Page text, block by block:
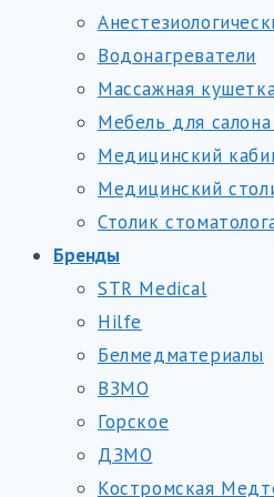
Водонагреватели
Массажная
Мебель для
Медицинский
Медицинский
Столик
Бренды
STR Medical
Hilfe
Белмедматериалы
ВЗМО
Горское
ДЗМО
Костромская